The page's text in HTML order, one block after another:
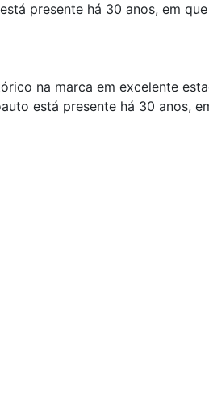
presente há 30 anos, em que
na marca em excelente
está presente há 30 anos,